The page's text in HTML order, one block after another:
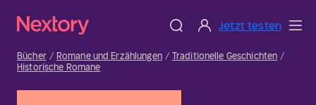
Jetzt testen
Bücher Romane und Erzählungen
Traditionelle Geschichten
Historische Romane